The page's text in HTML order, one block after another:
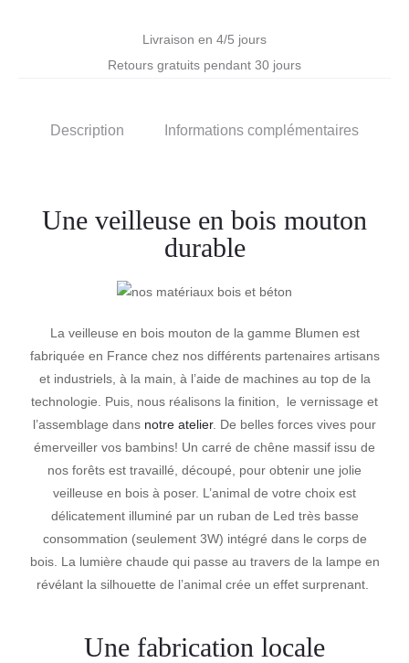
Livraison en 4/5 jours
Retours gratuits pendant 30 jours
Description Informations complémentaires
Une veilleuse en bois mouton
durable
La veilleuse en bois mouton de la gamme Blumen est
fabriquée en France chez nos différents partenaires artisans
et industriels, à la main, à l’aide de machines au top de la
technologie. Puis, nous réalisons la finition, le vernissage et
l’assemblage dans notre atelier. De belles forces vives pour
émerveiller vos bambins! Un carré de chêne massif issu de
nos forêts est travaillé, découpé, pour obtenir une jolie
veilleuse en bois à poser. L’animal de votre choix est
délicatement illuminé par un ruban de Led très basse
consommation (seulement 3W) intégré dans le corps de
bois. La lumière chaude qui passe au travers de la lampe en
révélant la silhouette de l’animal crée un effet surprenant.
Une fabrication locale